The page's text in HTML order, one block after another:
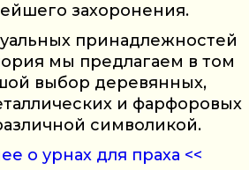
захоронения.
принадлежностей
мы предлагаем в том
выбор деревянных,
и фарфоровых
символикой.
о урнах для праха <<